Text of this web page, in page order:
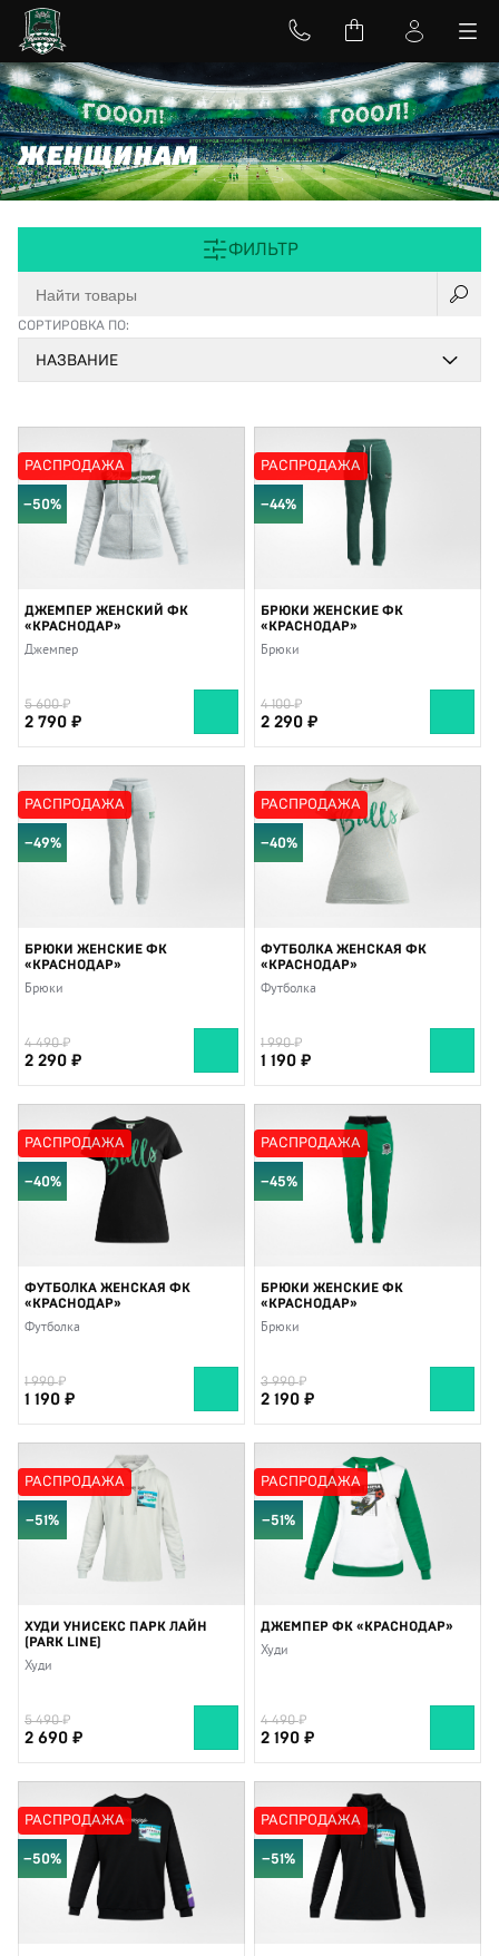
ЖЕНЩИНАМ
ФИЛЬТР
СОРТИРОВКА ПО:
НАЗВАНИЕ
РАСПРОДАЖА
−50%
ДЖЕМПЕР ЖЕНСКИЙ ФК
«КРАСНОДАР»
Джемпер
5 600
2 790
РАСПРОДАЖА
−44%
БРЮКИ ЖЕНСКИЕ ФК
«КРАСНОДАР»
Брюки
4 100
2 290
РАСПРОДАЖА
−49%
БРЮКИ ЖЕНСКИЕ ФК
«КРАСНОДАР»
Брюки
4 490
2 290
РАСПРОДАЖА
−40%
ФУТБОЛКА ЖЕНСКАЯ ФК
«КРАСНОДАР»
Футболка
1 990
1 190
РАСПРОДАЖА
−40%
ФУТБОЛКА ЖЕНСКАЯ ФК
«КРАСНОДАР»
Футболка
1 990
1 190
РАСПРОДАЖА
−45%
БРЮКИ ЖЕНСКИЕ ФК
«КРАСНОДАР»
Брюки
3 990
2 190
РАСПРОДАЖА
−51%
ХУДИ УНИСЕКС ПАРК ЛАЙН
(PARK LINE)
Худи
5 490
2 690
РАСПРОДАЖА
−51%
ДЖЕМПЕР ФК «КРАСНОДАР»
Худи
4 490
2 190
РАСПРОДАЖА
−50%
РАСПРОДАЖА
−51%